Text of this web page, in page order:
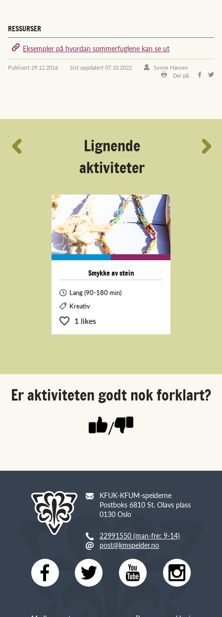
RESSURSER
Eksempler på hvordan sommerfuglene kan se ut
Publisert29.12.2016 Sist oppdatert07.10.2022
Synne Hansen
Del på:
´
Lignende
aktiviteter
Smykke av stein
Lang (90-180 min)
Kreativ
1 likes
Er aktiviteten godt nok forklart?
/
KFUK-KFUM-speiderne
Postboks 6810 St. Olavs plass
0130 Oslo
22991550 (man-fre: 9-14)
post@kmspeider.no